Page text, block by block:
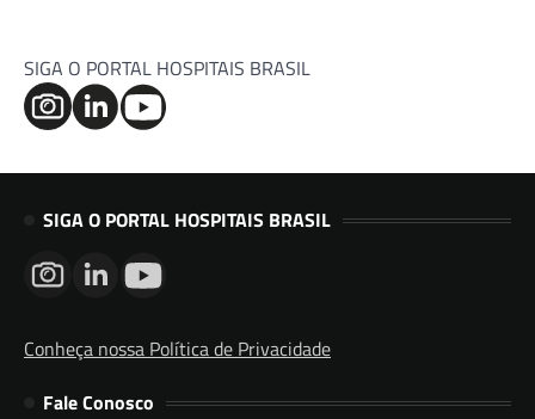
SIGA O PORTAL HOSPITAIS BRASIL
SIGA O PORTAL HOSPITAIS BRASIL
Conheça nossa Política de Privacidade
Fale Conosco